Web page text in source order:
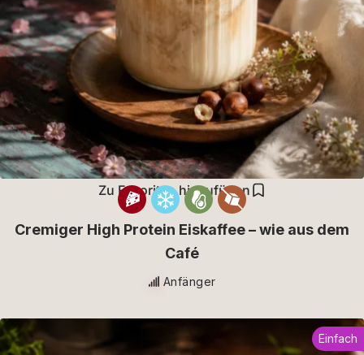
Zu Favoriten hinzufügen
Cremiger High Protein Eiskaffee – wie aus dem
Café
Anfänger
Einfach